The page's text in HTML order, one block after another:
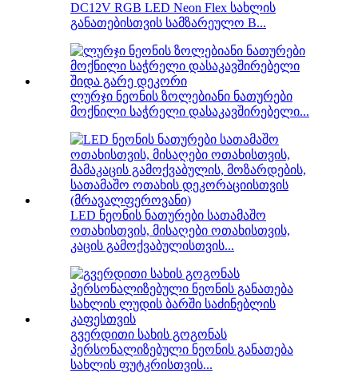
DC12V RGB LED Neon Flex სახლის
განათებისთვის სამზარეულო B...
ლურჯი ნეონის ზოლებიანი ნათურები
მოქნილი საჭრელი დასაკავშირებელი...
LED ნეონის ნათურები სათამაშო
ოთახისთვის, მისაღები ოთახისთვის,
კაცის გამოქვაბულისთვის...
გვერდითი სახის გოგონას
პერსონალიზებული ნეონის განათება
სახლის ფუტკრისთვის...